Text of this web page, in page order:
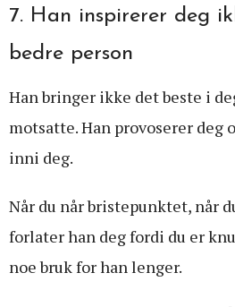
7. Han inspirerer deg
bedre person
Han bringer ikke det beste i
motsatte. Han provoserer deg
inni deg.
Når du når bristepunktet, når
forlater han deg fordi du er
noe bruk for han lenger.